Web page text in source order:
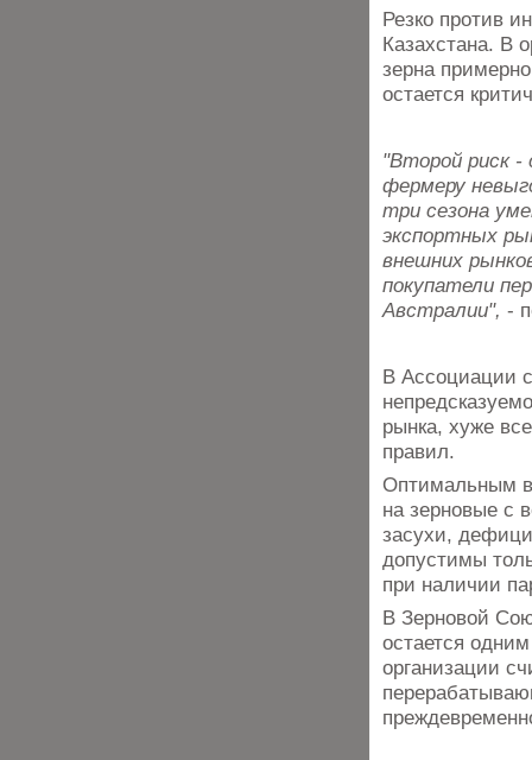
Резко против
Казахстана. В
зерна
остается
"Второй риск
фермеру
три сезона
экспортных
внешних
покупатели
Австралии", -
В Ассоциации
рынка, хуже
правил.
Оптимальным
на зерновые с
засухи,
допустимы
при наличии
В Зерновой
остается
организации